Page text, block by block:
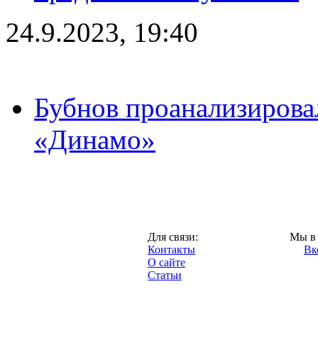
24.9.2023, 19:40
Бубнов
«Динамо»
Для связи:
Контакты
О сайте
Статьи
Мы в